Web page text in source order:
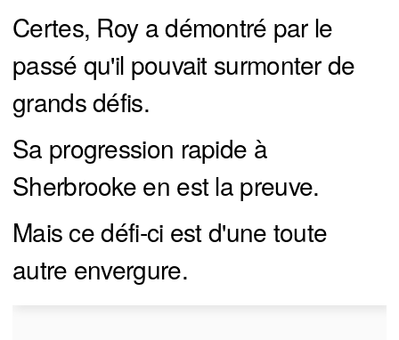
Certes, Roy a démontré par le
passé qu'il pouvait surmonter de
grands défis.
Sa progression rapide à
Sherbrooke en est la preuve.
Mais ce défi-ci est d'une toute
autre envergure.